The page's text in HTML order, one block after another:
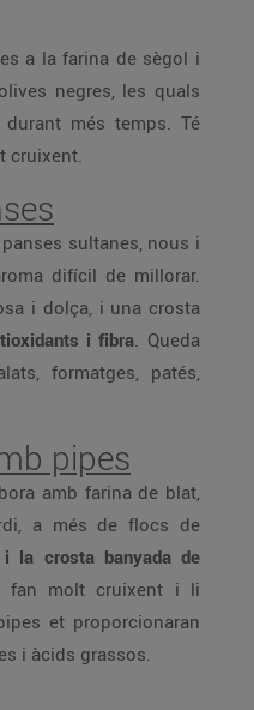
a la farina de sègol i
negres, les quals
més temps. Té
cruixent.
panses sultanes, nous i
difícil de millorar.
i dolça, i una crosta
i fibra. Queda
formatges, patés,
pipes
amb farina de blat,
a més de flocs de
la crosta banyada de
fan molt cruixent i li
et proporcionaran
i àcids grassos.